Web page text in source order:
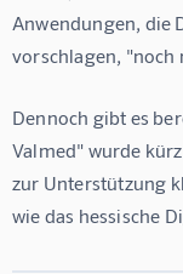
Anwendungen, die
vorschlagen, "noch
Dennoch gibt es
Valmed" wurde
zur Unterstützung
wie das hessische